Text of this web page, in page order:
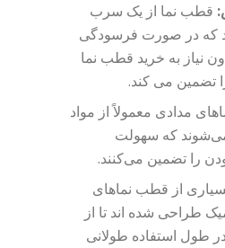
قطب نما از یک سرب
که در صورت فرسودگی
نیاز به خرید قطب نما
تضمین می کند.
مدادی معمولاً از مواد
که سهولت
را تضمین می‌کنند.
از قطب نماهای
طراحی شده اند تا از
طول استفاده طولانی